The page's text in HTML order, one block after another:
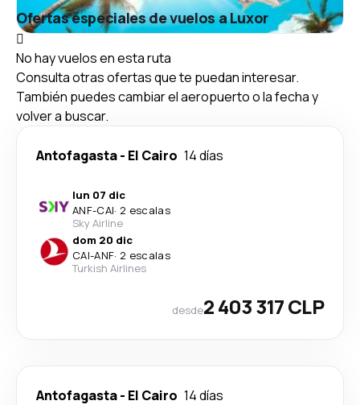
Ofertas especiales de vuelos a Luxor
No hay vuelos en esta ruta
Consulta otras ofertas que te puedan interesar.
También puedes cambiar el aeropuerto o la fecha y
volver a buscar.
Antofagasta- El Cairo 14 días
lun 07 dic
ANF-CAI· 2 escalas
Sky Airline
dom 20 dic
CAI-ANF· 2 escalas
Turkish Airlines
desde2 403 317 CLP
Antofagasta- El Cairo 14 días